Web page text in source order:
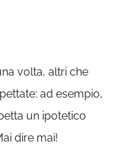
volta, altri che
ad esempio,
un ipotetico
dire mai!